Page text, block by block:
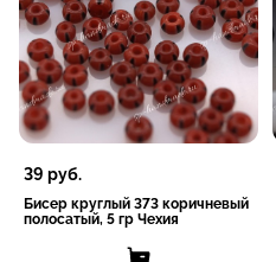
39 руб.
Бисер круглый 373 коричневый
полосатый, 5 гр Чехия